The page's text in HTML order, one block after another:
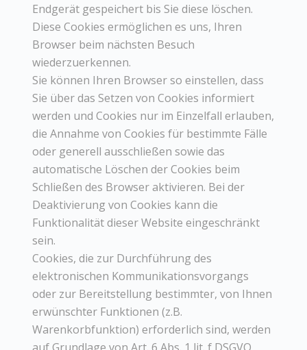
Endgerät gespeichert bis Sie diese löschen.
Diese Cookies ermöglichen es uns, Ihren
Browser beim nächsten Besuch
wiederzuerkennen.
Sie können Ihren Browser so einstellen, dass
Sie über das Setzen von Cookies informiert
werden und Cookies nur im Einzelfall erlauben,
die Annahme von Cookies für bestimmte Fälle
oder generell ausschließen sowie das
automatische Löschen der Cookies beim
Schließen des Browser aktivieren. Bei der
Deaktivierung von Cookies kann die
Funktionalität dieser Website eingeschränkt
sein.
Cookies, die zur Durchführung des
elektronischen Kommunikationsvorgangs
oder zur Bereitstellung bestimmter, von Ihnen
erwünschter Funktionen (z.B.
Warenkorbfunktion) erforderlich sind, werden